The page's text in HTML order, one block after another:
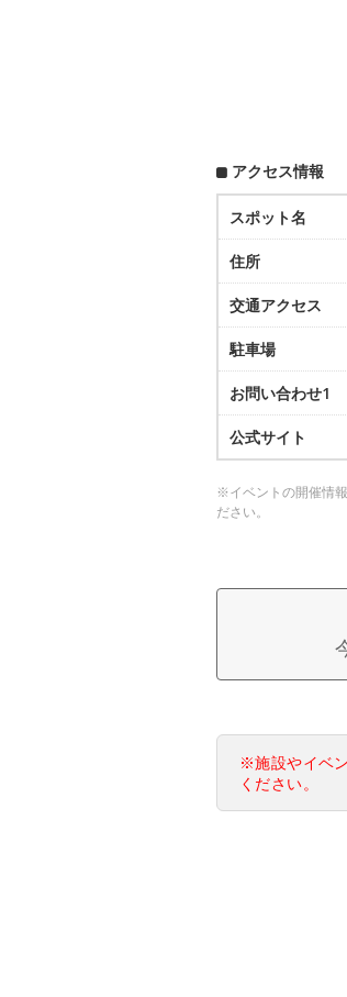
アクセス情報
スポット名
住所
交通アクセス
駐車場
お問い合わせ1
公式サイト
※イベントの開催情
ださい。
※施設やイベ
ください。